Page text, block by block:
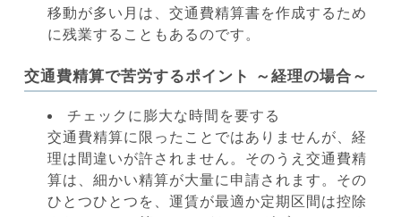
移動が多い月は、交通費精算書を作成するため
に残業することもあるのです。
交通費精算で苦労するポイント ～経理の場合～
チェックに膨大な時間を要する
交通費精算に限ったことではありませんが、経
理は間違いが許されません。そのうえ交通費精
算は、細かい精算が大量に申請されます。その
ひとつひとつを、運賃が最適か定期区間は控除